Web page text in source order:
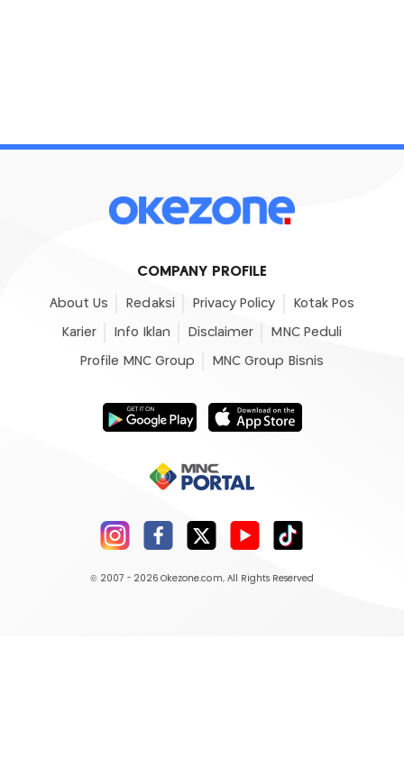
COMPANY PROFILE
About Us Redaksi Privacy Policy Kotak Pos
Karier Info Iklan Disclaimer MNC Peduli
Profile MNC Group MNC Group Bisnis
© 2007 - 2026 Okezone.com, All Rights Reserved